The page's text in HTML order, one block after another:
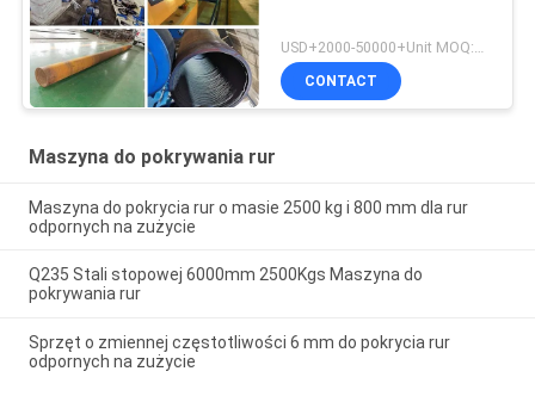
CONTACT
Maszyna do pokrywania rur
Maszyna do pokrycia rur o masie 2500 kg i 800 mm dla rur
odpornych na zużycie
Q235 Stali stopowej 6000mm 2500Kgs Maszyna do
pokrywania rur
Sprzęt o zmiennej częstotliwości 6 mm do pokrycia rur
odpornych na zużycie